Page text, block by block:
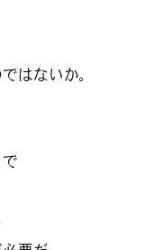
割
グル
はないか。